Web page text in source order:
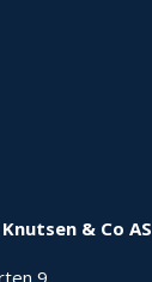
& Co AS
9